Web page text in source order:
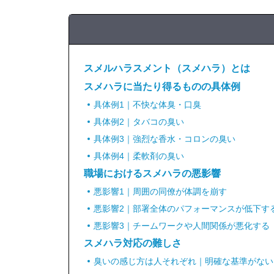
スメルハラスメント（スメハラ）とは
スメハラに当たり得るものの具体例
具体例1｜不快な体臭・口臭
具体例2｜タバコの臭い
具体例3｜強烈な香水・コロンの臭い
具体例4｜柔軟剤の臭い
職場におけるスメハラの悪影響
悪影響1｜周囲の同僚が体調を崩す
悪影響2｜部署全体のパフォーマンスが低下す
悪影響3｜チームワークや人間関係が悪化する
スメハラ対応の難しさ
臭いの感じ方は人それぞれ｜明確な基準がない